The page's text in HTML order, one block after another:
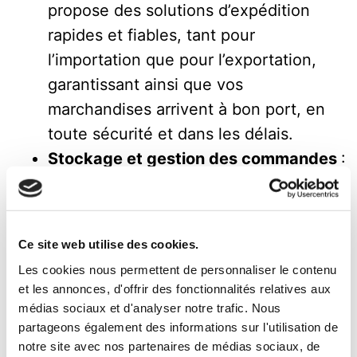
Ce site web utilise des cookies.
Les cookies nous permettent de personnaliser le contenu
et les annonces, d'offrir des fonctionnalités relatives aux
médias sociaux et d'analyser notre trafic. Nous
partageons également des informations sur l'utilisation de
notre site avec nos partenaires de médias sociaux, de
propose des solutions d’expédition
rapides et fiables, tant pour
l’importation que pour l’exportation,
garantissant ainsi que vos
marchandises arrivent à bon port, en
toute sécurité et dans les délais.
Stockage et gestion des commandes :
MBE propose aux entrepreneurs du
commerce électronique des solutions
Services d’impression et de marketing
: MBE accompagne les entreprises en
leur proposant des solutions